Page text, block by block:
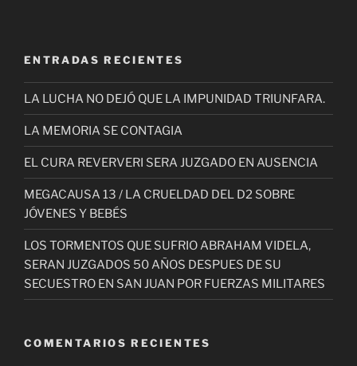
ENTRADAS RECIENTES
LA LUCHA NO DEJÓ QUE LA IMPUNIDAD TRIUNFARA.
LA MEMORIA SE CONTAGIA
EL CURA REVERVERI SERA JUZGADO EN AUSENCIA
MEGACAUSA 13 / LA CRUELDAD DEL D2 SOBRE
JÓVENES Y BEBÉS
LOS TORMENTOS QUE SUFRIO ABRAHAM VIDELA,
SERAN JUZGADOS 50 AÑOS DESPUES DE SU
SECUESTRO EN SAN JUAN POR FUERZAS MILITARES
COMENTARIOS RECIENTES